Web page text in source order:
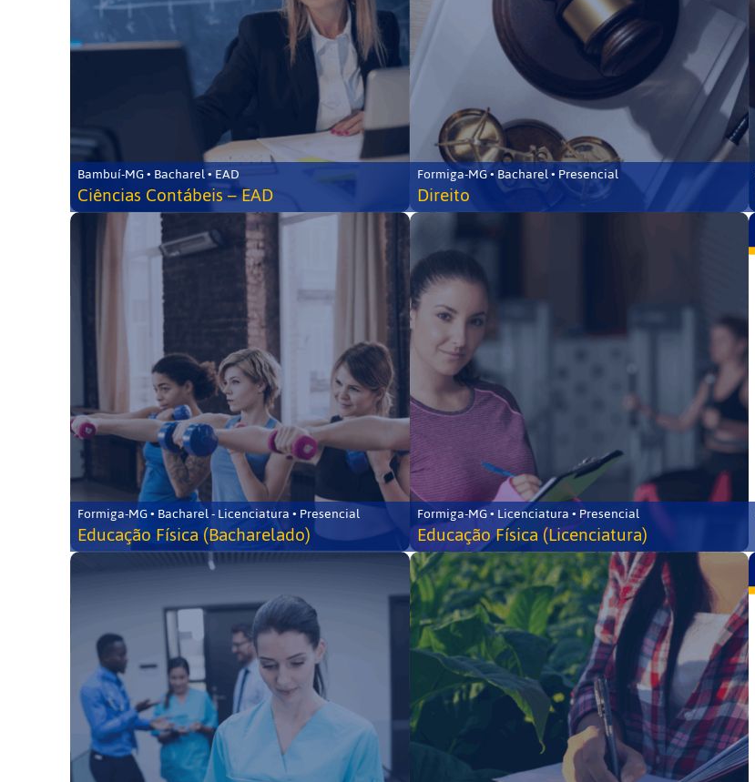
Bambuí-MG • Bacharel • EAD
Ciências Contábeis – EAD
Formiga-MG • Bacharel • Presencial
Direito
Formiga-MG • Bacharel - Licenciatura • Presencial
Educação Física (Bacharelado)
Formiga-MG • Licenciatura • Presencial
Educação Física (Licenciatura)